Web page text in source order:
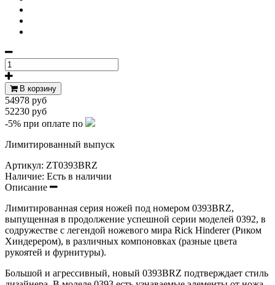
В корзину
54978 руб
52230 руб
-5% при оплате по
Лимитированный выпуск
Артикул: ZT0393BRZ
Наличие: Есть в наличии
Описание
Лимитированная серия ножей под номером 0393BRZ,
выпущенная в продолжение успешной серии моделей 0392, в
содружестве с легендой ножевого мира Rick Hinderer (Риком
Хиндерером), в различных компоновках (разные цвета
рукоятей и фурнитуры).
Большой и агрессивный, новый 0393BRZ подтверждает стиль